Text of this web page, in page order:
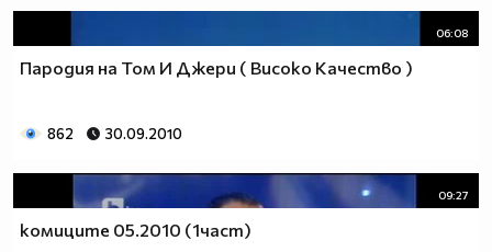
06:08
Пародия на Том И Джери ( Високо Качество )
862 30.09.2010
09:27
комиците 05.2010 (1част)